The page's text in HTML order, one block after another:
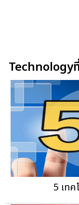
Technology
5 เท